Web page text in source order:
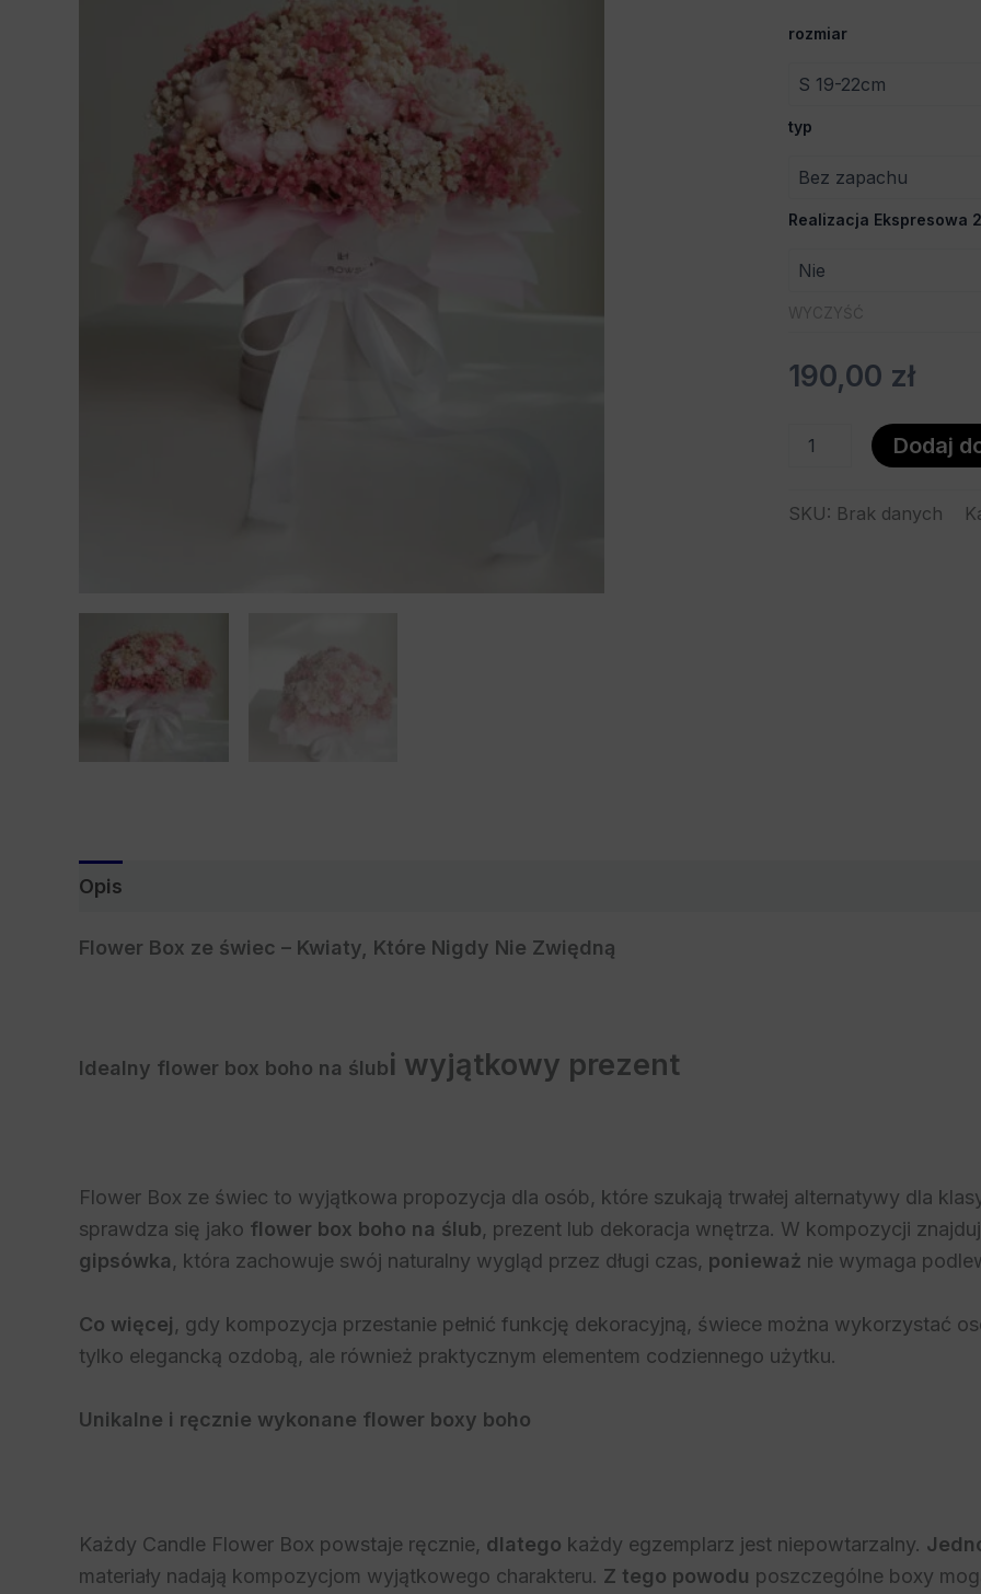
rozmiar
typ
Realizacja Ekspresowa
190,00 zł
Prezent
Dodaj
SKU: Brak danych
Opis
Flower Box ze świec – Kwiaty, Które Nigdy Nie Zwiędną
Idealny flower box boho na ślubi wyjątkowy prezent
Flower Box ze świec to wyjątkowa propozycja dla osób, które szukają trwałej alternatywy dla
sprawdza się jako flower box boho na ślub, prezent lub dekoracja wnętrza. W kompozycji
gipsówka, która zachowuje swój naturalny wygląd przez długi czas, ponieważ nie wymaga
Co więcej, gdy kompozycja przestanie pełnić funkcję dekoracyjną, świece można wykorzystać
tylko elegancką ozdobą, ale również praktycznym elementem codziennego użytku.
Unikalne i ręcznie wykonane flower boxy boho
Każdy Candle Flower Box powstaje ręcznie, dlatego każdy egzemplarz jest niepowtarzalny.
materiały nadają kompozycjom wyjątkowego charakteru. Z tego powodu poszczególne boxy